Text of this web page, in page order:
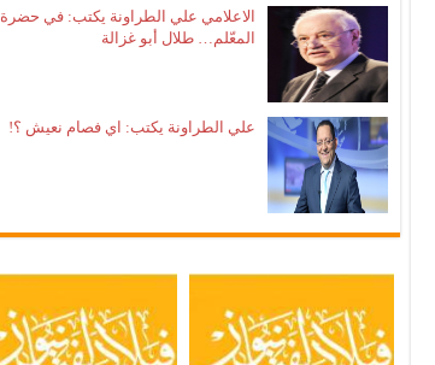
الاعلامي علي الطراونة يكتب: في حضرة
المعّلم… طلال أبو غزالة
علي الطراونة يكتب: اي فصام نعيش ؟!